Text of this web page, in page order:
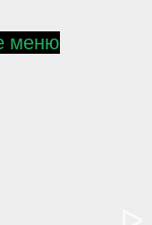
меню